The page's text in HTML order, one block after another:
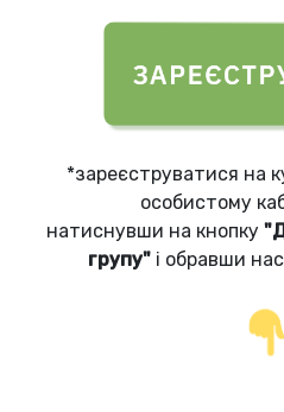
*зареєструватися на
особистому
натиснувши на кнопку
групу" і обравши